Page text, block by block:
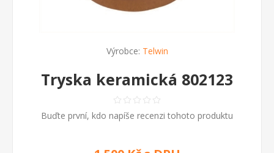
Výrobce: Telwin
Tryska keramická 802123
Buďte první, kdo napíše recenzi tohoto produktu